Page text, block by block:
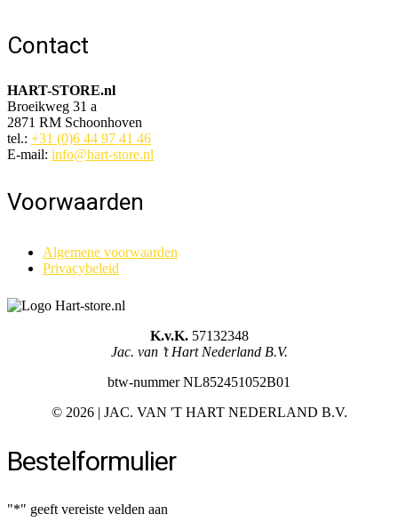
Contact
HART-STORE.nl
Broeikweg 31 a
2871 RM Schoonhoven
tel.: +31 (0)6 44 97 41 46
E-mail: info@hart-store.nl
Voorwaarden
Algemene voorwaarden
Privacybeleid
K.v.K.57132348
Jac. van ’t Hart Nederland B.V.
btw-nummer NL852451052B01
© 2026 | JAC. VAN 'T HART NEDERLAND B.V.
Bestelformulier
"*" geeft vereiste velden aan